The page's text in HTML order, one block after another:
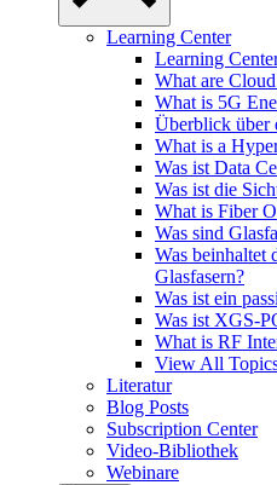
Learning Center
Learning
What are
What is 5G
Überblick über
What is a
Was ist Data
Was ist die
What is Fiber
Was sind
Was beinhaltet
Glasfasern?
Was ist ein
Was ist XGS-
What is RF
View All
Literatur
Blog Posts
Subscription Center
Video-Bibliothek
Webinare